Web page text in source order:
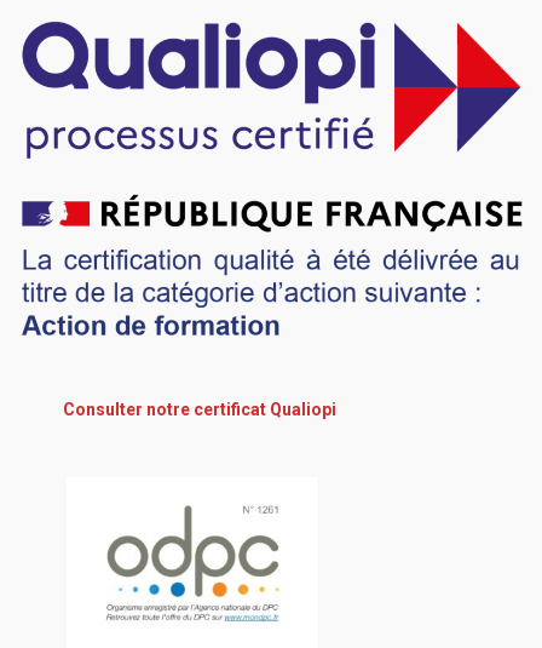
Consulter notre certificat Qualiopi